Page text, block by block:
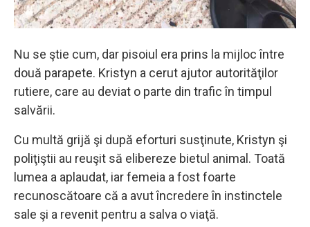
Nu se ştie cum, dar pisoiul era prins la mijloc între
două parapete. Kristyn a cerut ajutor autorităţilor
rutiere, care au deviat o parte din trafic în timpul
salvării.
Cu multă grijă şi după eforturi susţinute, Kristyn şi
poliţiştii au reuşit să elibereze bietul animal. Toată
lumea a aplaudat, iar femeia a fost foarte
recunoscătoare că a avut încredere în instinctele
sale şi a revenit pentru a salva o viaţă.